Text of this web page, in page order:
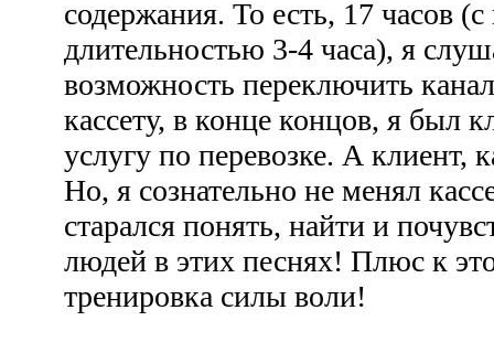
содержания. То есть, 17 часов
длительностью 3-4 часа), я
возможность переключить
кассету, в конце концов, я был
услугу по перевозке. А клиент,
Но, я сознательно не менял
старался понять, найти и
людей в этих песнях! Плюс к
тренировка силы воли!